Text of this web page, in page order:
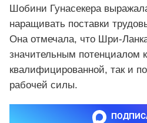
Шобини Гунасекера
наращивать поставки
Она отмечала, что Шри-
значительным потенциалом
квалифицированной, так и
рабочей силы.